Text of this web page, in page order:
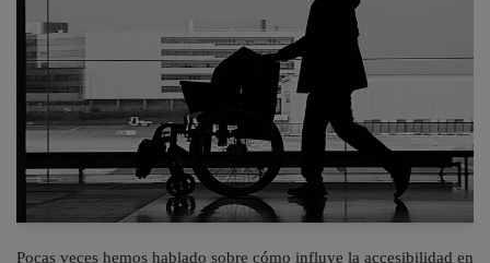
Pocas veces hemos hablado sobre cómo influye la accesibilidad en